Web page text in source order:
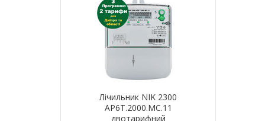
Лічильник NIK 2300
AP6Т.2000.МC.11
двотарифний